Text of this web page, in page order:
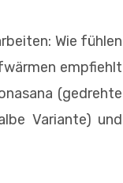
Wie fühlen
empfiehlt
(gedrehte
Variante) und